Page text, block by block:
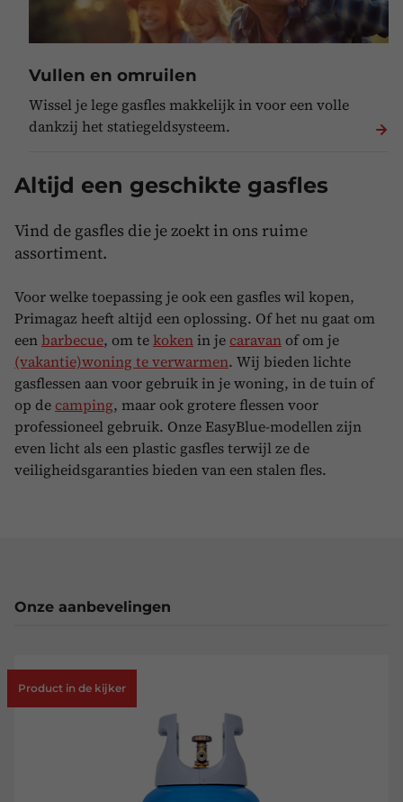
Vullen en omruilen
Wissel je lege gasfles makkelijk in voor een volle
dankzij het statiegeldsysteem.
Altijd een geschikte gasfles
Vind de gasfles die je zoekt in ons ruime
assortiment.
Voor welke toepassing je ook een gasfles wil kopen,
Primagaz heeft altijd een oplossing. Of het nu gaat om
eenbarbecue, om tekokenin je caravan of om je
(vakantie)woning te verwarmen. Wij bieden lichte
gasflessen aan voor gebruik in je woning, in de tuin of
op de camping, maar ook grotere flessen voor
professioneel gebruik. Onze EasyBlue-modellen zijn
even licht als een plastic gasfles terwijl ze de
veiligheidsgaranties bieden van een stalen fles.
Onze aanbevelingen
Product in de kijker